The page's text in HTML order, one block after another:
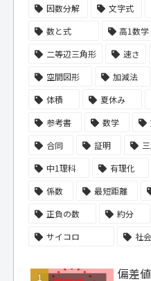
因数分解
文字式
数と式
高1数学
二等辺三角形
速さ
空間図形
加減法
体積
夏休み
参考書
数学
合同
証明
中1理科
有理化
係数
最短距離
正負の数
約分
サイコロ
社会
偏差